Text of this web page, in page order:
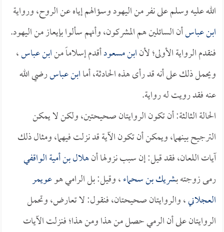
الله عليه وسلم على نفر من اليهود وسؤالهم إياه عن الروح، ورواية
ابن عباسأن السائلين هم المشركون، وأنهم سألوا بإيعاز من اليهود.
فنقدم الرواية الأولى؛ لأنابن مسعودأقدم إسلاماً منابن عباس،
ويحمل ذلك على أنه قد رأى هذه الحادثة، أماابن عباسرضي الله
عنه فقد رويت له رواية.
الحالة الثالثة: أن تكون الروايتان صحيحتين، ولكن لا يمكن
الترجيح بينهما، ويمكن أن تكون الآية قد نزلت فيهما، ومثال ذلك
آيات اللعان، فقد قيل: إن سبب نزولها أنهلال بن أمية الواقفي
رمى زوجته بـشريك بن سحماء، وقيل: بل الرامي هوعويمر
العجلاني، والروايتان صحيحتان، فنقول: لا تعارض، وتحمل
الروايتان على أن الرمي حصل من هذا ومن هذا؛ فنزلت الآيات